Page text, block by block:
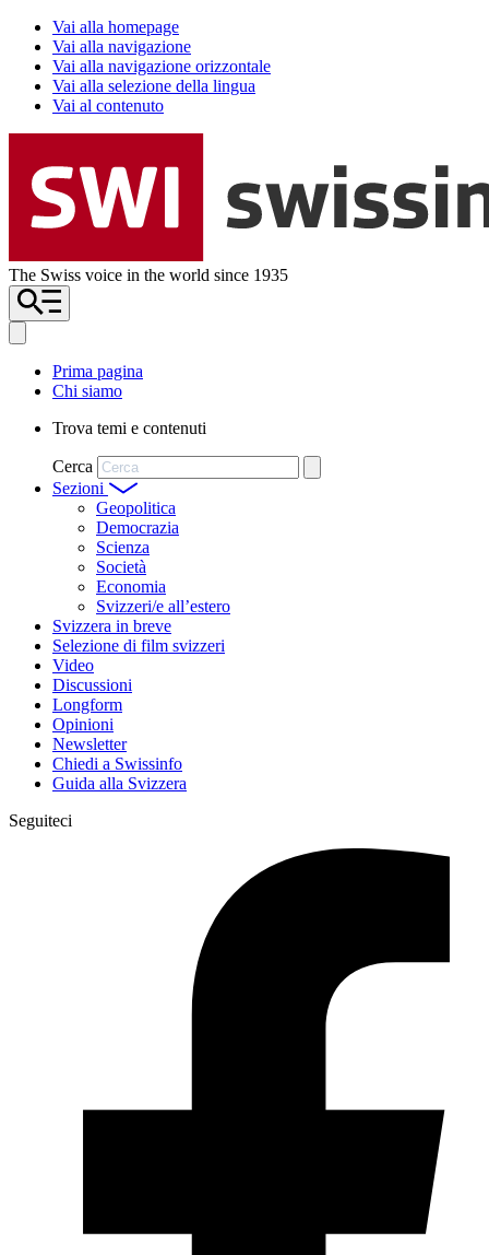
Vai alla homepage
Vai alla navigazione
Vai alla navigazione orizzontale
Vai alla selezione della lingua
Vai al contenuto
The Swiss voice in the world since 1935
Prima pagina
Chi siamo
Trova temi e contenuti
Cerca
Sezioni
Geopolitica
Democrazia
Scienza
Società
Economia
Svizzeri/e all’estero
Svizzera in breve
Selezione di film svizzeri
Video
Discussioni
Longform
Opinioni
Newsletter
Chiedi a Swissinfo
Guida alla Svizzera
Seguiteci